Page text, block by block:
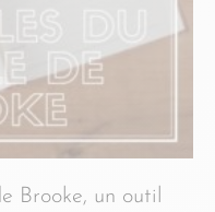
Brooke, un outil